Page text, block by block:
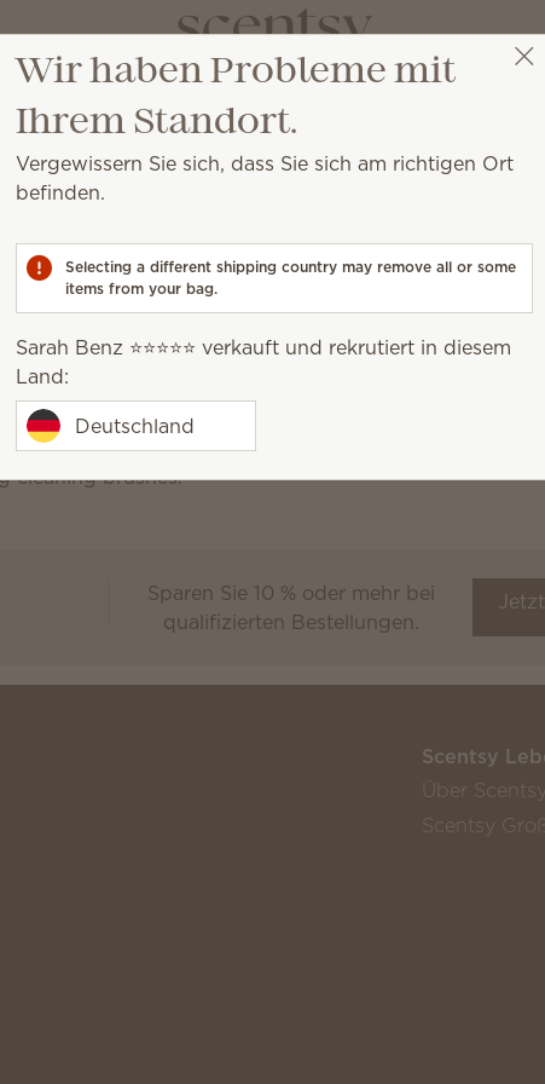
dazwischen.
Badreiniger
Sauberkeit
Sorgen Sie ganz
Farbstoffe,
Bleichmittel für
Scentsy Club
Sparen Sie 10 % oder mehr bei
qualifizierten Bestellungen.
Scentsy
Über Scentsy
Scentsy
Wir haben Probleme mit
Ihrem Standort.
Vergewissern Sie sich, dass Sie sich am richtigen Ort
befinden.
Selecting a different shipping country may remove all or some
items from your bag.
Sarah Benz ⭐️⭐️⭐️⭐️⭐️ verkauft und rekrutiert in diesem
Land:
Deutschland